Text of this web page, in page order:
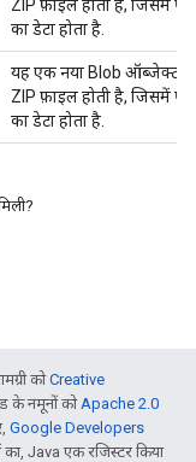
ZIP फ़ाइल होती है, जिसमें
का डेटा होता है.
यह एक नया Blob ऑब्जेक्ट
ZIP फ़ाइल होती है, जिसमें
का डेटा होता है.
कोCreative
के नमूनों कोApache 2.0
Google Developers
Java एक रजिस्टर किया